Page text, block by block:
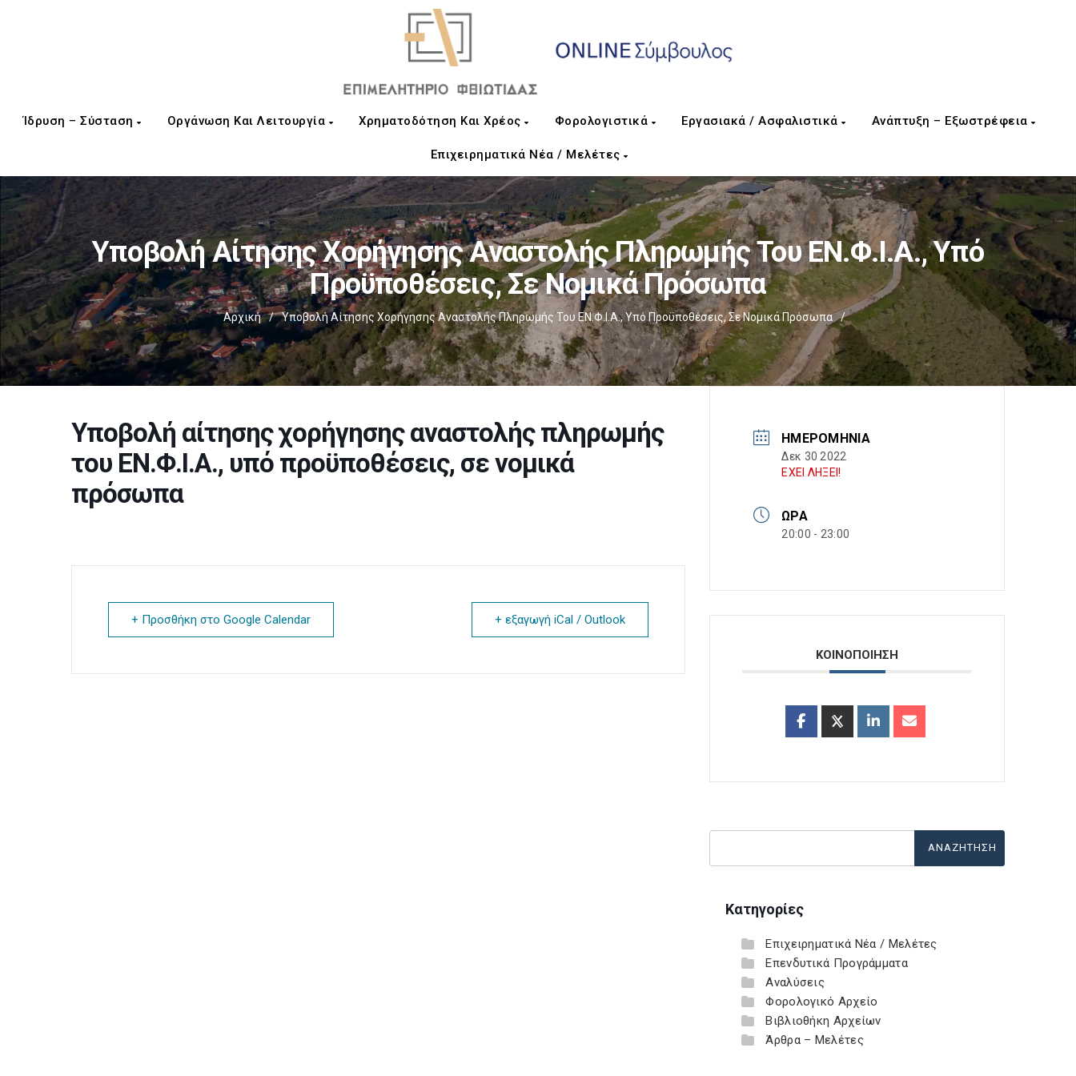
Ίδρυση – Σύσταση Οργάνωση Και Λειτουργία Χρηματοδότηση Και Χρέος Φορολογιστικά Εργασιακά / Ασφαλιστικά Ανάπτυξη – Εξωστρέφεια
Επιχειρηματικά Νέα / Μελέτες
Υποβολή Αίτησης Χορήγησης Αναστολής Πληρωμής Του ΕΝ.Φ.Ι.Α., Υπό
Προϋποθέσεις, Σε Νομικά Πρόσωπα
Αρχική / Υποβολή Αίτησης Χορήγησης Αναστολής Πληρωμής Του ΕΝ.Φ.Ι.Α., Υπό Προϋποθέσεις, Σε Νομικά Πρόσωπα /
Υποβολή αίτησης χορήγησης αναστολής πληρωμής
του ΕΝ.Φ.Ι.Α., υπό προϋποθέσεις, σε νομικά
πρόσωπα
+ Προσθήκη στο Google Calendar + εξαγωγή iCal / Outlook
ΗΜΕΡΟΜΗΝΊΑ
Δεκ 30 2022
ΕΧΕΙ ΛΗΞΕΙ!
ΏΡΑ
20:00 - 23:00
ΚΟΙΝΟΠΟΙΗΣΗ
Κατηγορίες
Επιχειρηματικά Νέα / Μελέτες
Επενδυτικά Προγράμματα
Αναλύσεις
Φορολογικό Αρχείο
Βιβλιοθήκη Αρχείων
Άρθρα – Μελέτες